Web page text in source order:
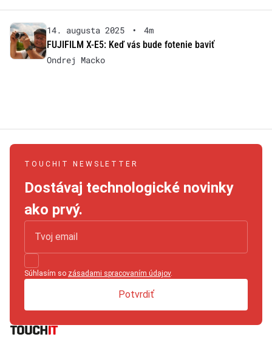
14. augusta 2025 •
4m
FUJIFILM X-E5: Keď vás bude fotenie baviť
Ondrej Macko
TOUCHIT NEWSLETTER
Dostávaj technologické novinky
ako prvý.
Súhlasím so zásadami spracovaním údajov.
Potvrdiť